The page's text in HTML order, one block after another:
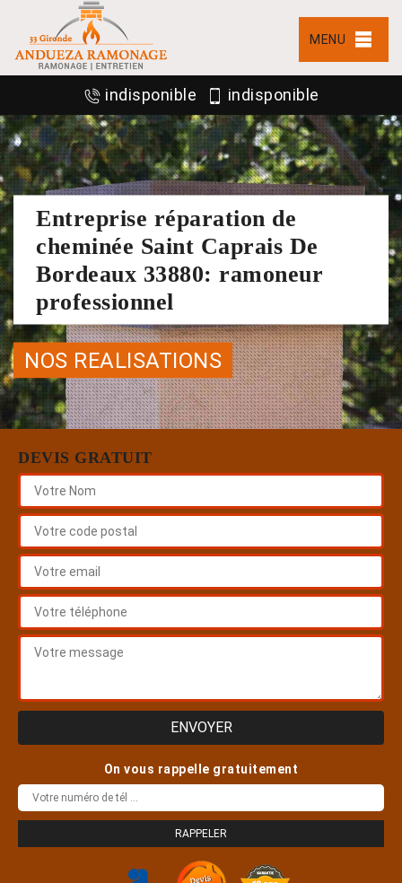
MENU
indisponible indisponible
Entreprise réparation de
cheminée Saint Caprais De
Bordeaux 33880: ramoneur
professionnel
NOS REALISATIONS
DEVIS GRATUIT
On vous rappelle gratuitement